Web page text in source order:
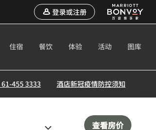
登录或注册
住宿 餐饮 体验 活动 图库
61-455 3333 酒店新冠疫情防控须知
查看房价